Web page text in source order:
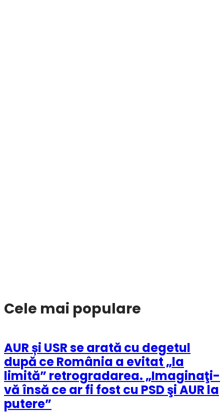
Cele mai populare
AUR și USR se arată cu degetul
după ce România a evitat „la
limită” retrogradarea. „Imaginaţi-
vă însă ce ar fi fost cu PSD şi AUR la
putere”